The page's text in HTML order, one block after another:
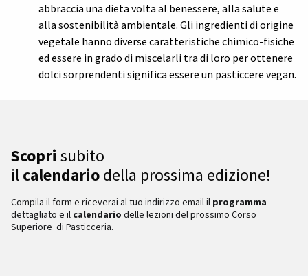
abbraccia una dieta volta al benessere, alla salute e
alla sostenibilità ambientale. Gli ingredienti di origine
vegetale hanno diverse caratteristiche chimico-fisiche
ed essere in grado di miscelarli tra di loro per ottenere
dolci sorprendenti significa essere un pasticcere vegan.
Scopri subito
ilcalendariodella prossima edizione!
Compila il form e riceverai al tuo indirizzo email il programma
dettagliato e il calendario delle lezioni del prossimo Corso
Superiore di Pasticceria.